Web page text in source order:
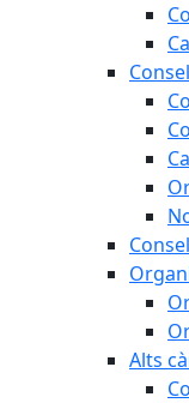
Alts